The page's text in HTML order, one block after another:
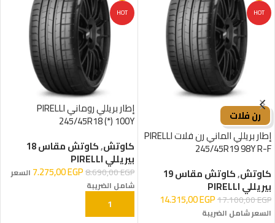
HOT
رن فلات
إطار بريللي الماني رن فلات PIRELLI
245/45R19 98Y R-F
كاوتش,كاوتش مقاس 19
بيريللي PIRELLI
17.100,00EGP
14.315,00EGP
السعر شامل الضريبة
HOT
إطار بريللي روماني PIRELLI
245/45R18 (*) 100Y
كاوتش,كاوتش مقاس 18
بيريللي PIRELLI
8.690,00EGP
7.275,00EGP
السعر
شامل الضريبة
إضافة إلى السلة